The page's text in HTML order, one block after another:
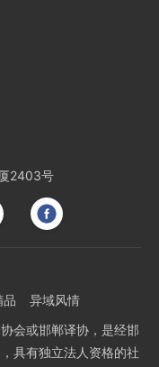
2403号
品
异域风情
会或邯郸译协，是经邯
具有独立法人资格的社